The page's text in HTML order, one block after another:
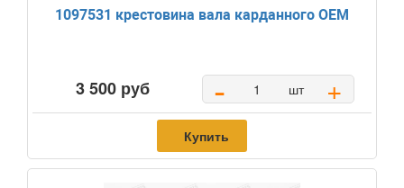
1097531 крестовина вала карданного OEM
3 500 руб - шт +
Купить